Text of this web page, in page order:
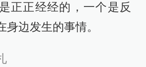
正正经经的，一个是反
身边发生的事情。